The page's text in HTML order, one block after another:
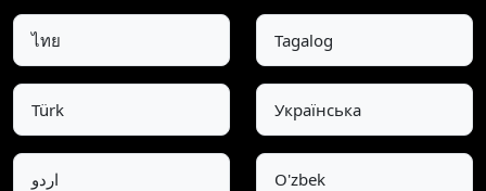
ไทย Tagalog
Türk Українська
اردو O'zbek